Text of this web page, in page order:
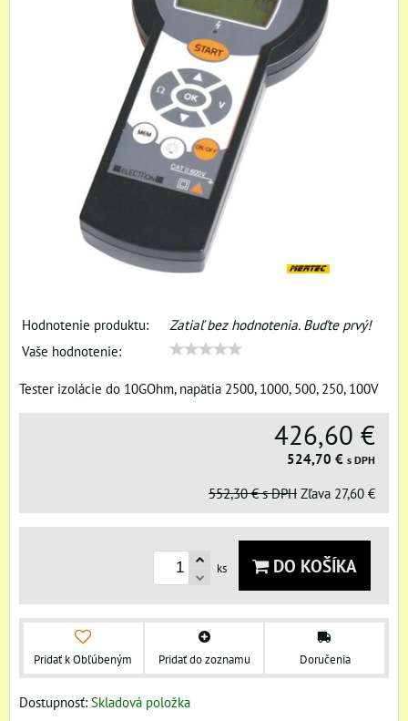
Hodnotenie produktu:
Zatiaľ bez hodnotenia. Buďte prvý!
Vaše hodnotenie:
Tester izolácie do 10GOhm, napätia 2500, 1000, 500, 250, 100V
426,60 €
524,70 € s DPH
552,30 € s DPH Zľava 27,60 €
ks DO KOŠÍKA
Pridať k Obľúbeným Pridať do zoznamu Doručenia
Dostupnosť: Skladová položka